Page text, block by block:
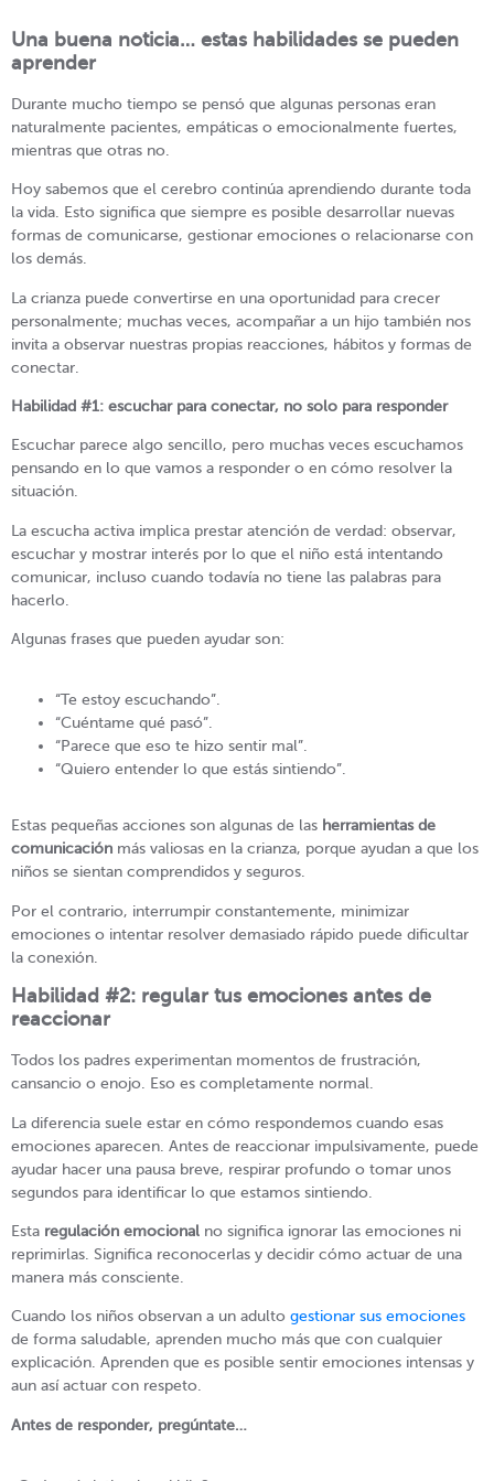
Una buena noticia… estas habilidades se pueden
aprender
Durante mucho tiempo se pensó que algunas personas eran
naturalmente pacientes, empáticas o emocionalmente fuertes,
mientras que otras no.
Hoy sabemos que el cerebro continúa aprendiendo durante toda
la vida. Esto significa que siempre es posible desarrollar nuevas
formas de comunicarse, gestionar emociones o relacionarse con
los demás.
La crianza puede convertirse en una oportunidad para crecer
personalmente; muchas veces, acompañar a un hijo también nos
invita a observar nuestras propias reacciones, hábitos y formas de
conectar.
Habilidad #1: escuchar para conectar, no solo para responder
Escuchar parece algo sencillo, pero muchas veces escuchamos
pensando en lo que vamos a responder o en cómo resolver la
situación.
La escucha activa implica prestar atención de verdad: observar,
escuchar y mostrar interés por lo que el niño está intentando
comunicar, incluso cuando todavía no tiene las palabras para
hacerlo.
Algunas frases que pueden ayudar son:
“Te estoy escuchando”.
“Cuéntame qué pasó”.
“Parece que eso te hizo sentir mal”.
“Quiero entender lo que estás sintiendo”.
Estas pequeñas acciones son algunas de las herramientas de
comunicación más valiosas en la crianza, porque ayudan a que los
niños se sientan comprendidos y seguros.
Por el contrario, interrumpir constantemente, minimizar
emociones o intentar resolver demasiado rápido puede dificultar
la conexión.
Habilidad #2: regular tus emociones antes de
reaccionar
Todos los padres experimentan momentos de frustración,
cansancio o enojo. Eso es completamente normal.
La diferencia suele estar en cómo respondemos cuando esas
emociones aparecen. Antes de reaccionar impulsivamente, puede
ayudar hacer una pausa breve, respirar profundo o tomar unos
segundos para identificar lo que estamos sintiendo.
Esta regulación emocional no significa ignorar las emociones ni
reprimirlas. Significa reconocerlas y decidir cómo actuar de una
manera más consciente.
Cuando los niños observan a un adulto gestionar sus emociones
de forma saludable, aprenden mucho más que con cualquier
explicación. Aprenden que es posible sentir emociones intensas y
aun así actuar con respeto.
Antes de responder, pregúntate…